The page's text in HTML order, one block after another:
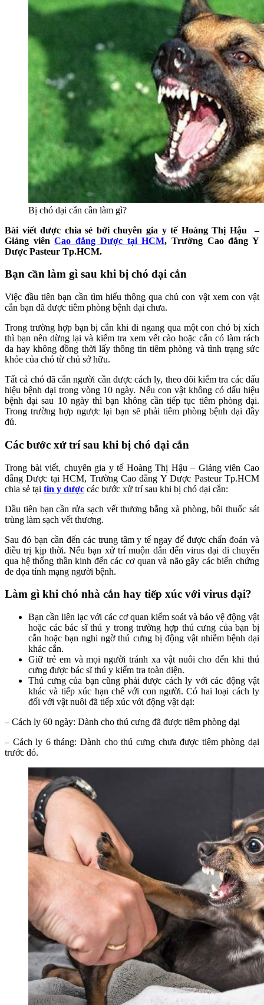
Bị chó dại cắn cần làm gì?
Bài viết được chia sẻ bởi chuyên gia y tế Hoàng Thị Hậu –
Giảng viênCao đẳng Dược tại HCM, Trường Cao đẳng Y
Dược Pasteur Tp.HCM.
Bạn cần làm gì sau khi bị chó dại cắn
Việc đầu tiên bạn cần tìm hiểu thông qua chủ con vật xem con vật
cắn bạn đã được tiêm phòng bệnh dại chưa.
Trong trường hợp bạn bị cắn khi đi ngang qua một con chó bị xích
thì bạn nên dừng lại và kiểm tra xem vết cào hoặc cắn có làm rách
da hay không đồng thời lấy thông tin tiêm phòng và tình trạng sức
khỏe của chó từ chủ sở hữu.
Tất cả chó đã cắn người cần được cách ly, theo dõi kiểm tra các dấu
hiệu bệnh dại trong vòng 10 ngày. Nếu con vật không có dấu hiệu
bệnh dại sau 10 ngày thì bạn không cần tiếp tục tiêm phòng dại.
Trong trường hợp ngược lại bạn sẽ phải tiêm phòng bệnh dại đầy
đủ.
Các bước xử trí sau khi bị chó dại cắn
Trong bài viết, chuyên gia y tế Hoàng Thị Hậu – Giảng viên Cao
đẳng Dược tại HCM, Trường Cao đẳng Y Dược Pasteur Tp.HCM
chia sẻ tại tin y dược các bước xử trí sau khi bị chó dại cắn:
Đầu tiên bạn cần rửa sạch vết thương bằng xà phòng, bôi thuốc sát
trùng làm sạch vết thương.
Sau đó bạn cần đến các trung tâm y tế ngay để được chẩn đoán và
điều trị kịp thời. Nếu bạn xử trí muộn dẫn đến virus dại di chuyển
qua hệ thống thần kinh đến các cơ quan và não gây các biến chứng
đe dọa tính mạng người bệnh.
Làm gì khi chó nhà cắn hay tiếp xúc với virus dại?
Bạn cần liên lạc với các cơ quan kiểm soát và bảo vệ động vật
hoặc các bác sĩ thú y trong trường hợp thú cưng của bạn bị
cắn hoặc bạn nghi ngờ thú cưng bị động vật nhiễm bệnh dại
khác cắn.
Giữ trẻ em và mọi người tránh xa vật nuôi cho đến khi thú
cưng được bác sĩ thú y kiểm tra toàn diện.
Thú cưng của bạn cũng phải được cách ly với các động vật
khác và tiếp xúc hạn chế với con người. Có hai loại cách ly
đối với vật nuôi đã tiếp xúc với động vật dại:
– Cách ly 60 ngày: Dành cho thú cưng đã được tiêm phòng dại
– Cách ly 6 tháng: Dành cho thú cưng chưa được tiêm phòng dại
trước đó.